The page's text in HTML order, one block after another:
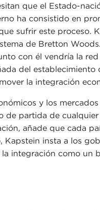
que el Estado-
ha consistido en
sufrir este proceso.
de Bretton
con él vendría la
del
la integración
y los
partida de
añade que cada
insta a los
integración como